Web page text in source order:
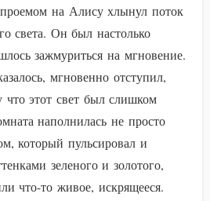
на Алису хлынул поток
света. Он был настолько
зажмуриться на мгновение.
мгновенно отступил,
что этот свет был слишком
наполнилась не просто
который пульсировал и
зеленого и золотого,
что-то живое, искрящееся.